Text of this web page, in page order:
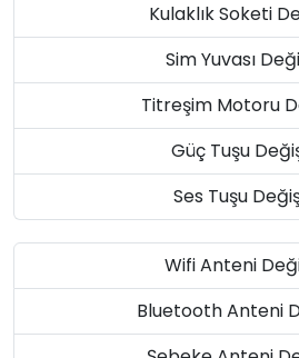
Kulaklık Soketi
Sim Yuvası
Titreşim Motoru
Güç Tuşu
Ses Tuşu
Wifi Anteni
Bluetooth Anteni